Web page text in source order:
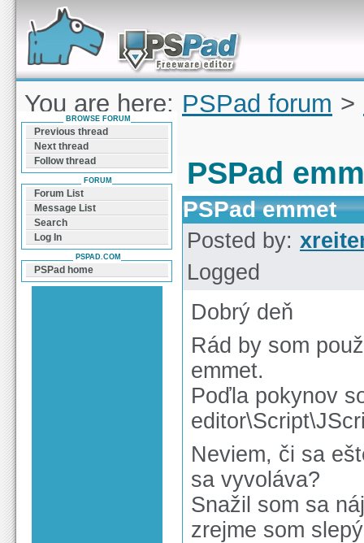
Forum can help you solve problems and quickly
find a solution with PSPad for Microsoft
Windows
You are here: PSPad forum >
emmet
PSPad
PSPad emmet
Posted by:
Logged
Dobrý deň
Rád by som
emmet.
Poďla pokynov
Neviem, či sa
sa vyvoláva?
Snažil som sa
zrejme som
BROWSE FORUM
Previous thread
Next thread
Follow thread
FORUM
Forum List
Message List
Search
Log In
PSPAD.COM
PSPad home